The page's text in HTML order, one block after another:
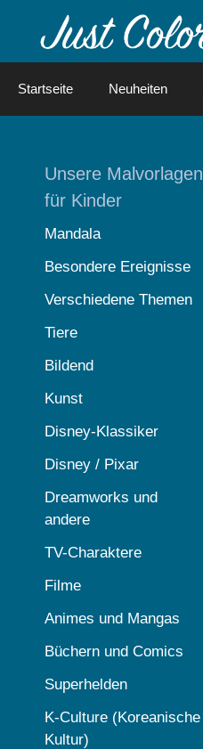
Startseite Neuheiten
Unsere Malvorlagen
für Kinder
Mandala
Besondere Ereignisse
Verschiedene Themen
Tiere
Bildend
Kunst
Disney-Klassiker
Disney / Pixar
Dreamworks und
andere
TV-Charaktere
Filme
Animes und Mangas
Büchern und Comics
Superhelden
K-Culture (Koreanische
Kultur)